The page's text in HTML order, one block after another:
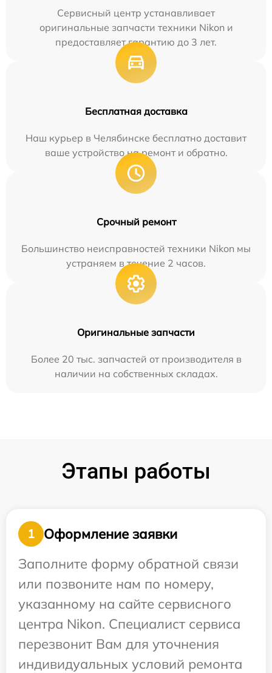
Сервисный центр устанавливает
оригинальные запчасти техники Nikon и
предоставляет гарантию до 3 лет.
Бесплатная доставка
Наш курьер в Челябинске бесплатно доставит
ваше устройство на ремонт и обратно.
Срочный ремонт
Большинство неисправностей техники Nikon мы
устраняем в течение 2 часов.
Оригинальные запчасти
Более 20 тыс. запчастей от производителя в
наличии на собственных складах.
Этапы работы
1
Оформление заявки
Заполните форму обратной связи
или позвоните нам по номеру,
указанному на сайте сервисного
центра Nikon. Специалист сервиса
перезвонит Вам для уточнения
индивидуальных условий ремонта